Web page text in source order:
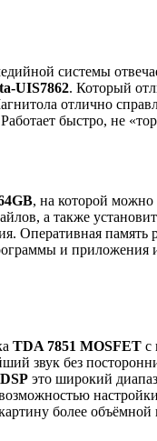
системы
UIS7862. Который
отлично
быстро, не
, на которой можно
а также
Оперативная память
и приложения
TDA 7851 MOSFET с
звук без
DSP это широкий
более